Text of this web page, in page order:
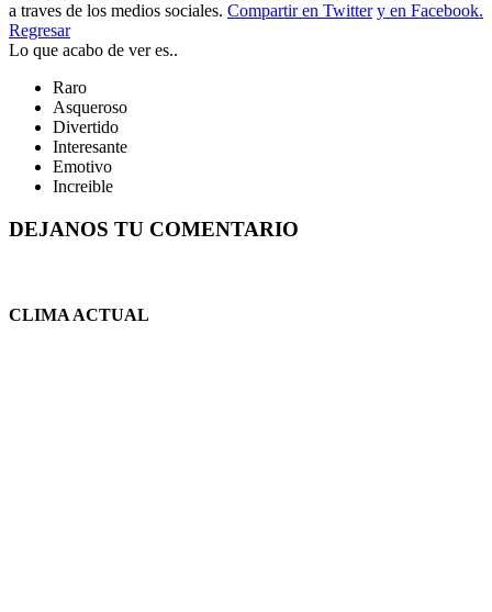
a traves de los medios sociales. Compartir en Twitter y en Facebook.
Regresar
Lo que acabo de ver es..
Raro
Asqueroso
Divertido
Interesante
Emotivo
Increible
DEJANOS TU COMENTARIO
CLIMA ACTUAL